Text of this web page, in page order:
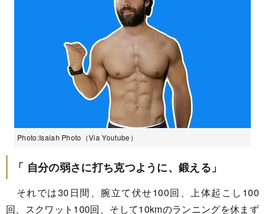
Photo:Isaiah Photo（Via Youtube）
「 自分の弱さに打ち克つように、鍛える」
それでは30日間、腕立て伏せ100回、上体起こし100
回、スクワット100回、そして10kmのランニングを休まず